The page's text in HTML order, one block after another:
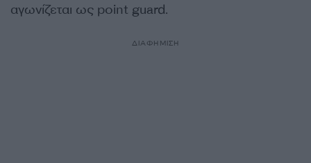
αγωνίζεται ως point guard.
ΔΙΑΦΗΜΙΣΗ